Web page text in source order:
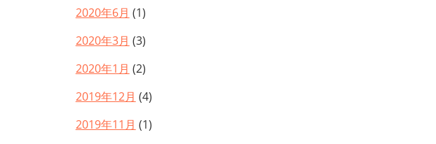
2020年6月 (1)
2020年3月 (3)
2020年1月 (2)
2019年12月 (4)
2019年11月 (1)